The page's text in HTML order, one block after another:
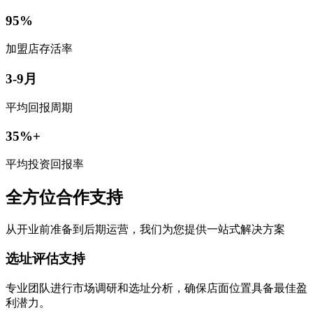
95%
加盟店存活率
3-9月
平均回报周期
35%+
平均投资回报率
全方位合作支持
从开业前准备到后期运营，我们为您提供一站式解决方案
选址评估支持
专业团队进行市场调研和选址分析，确保店面位置具备最佳盈
利潜力。